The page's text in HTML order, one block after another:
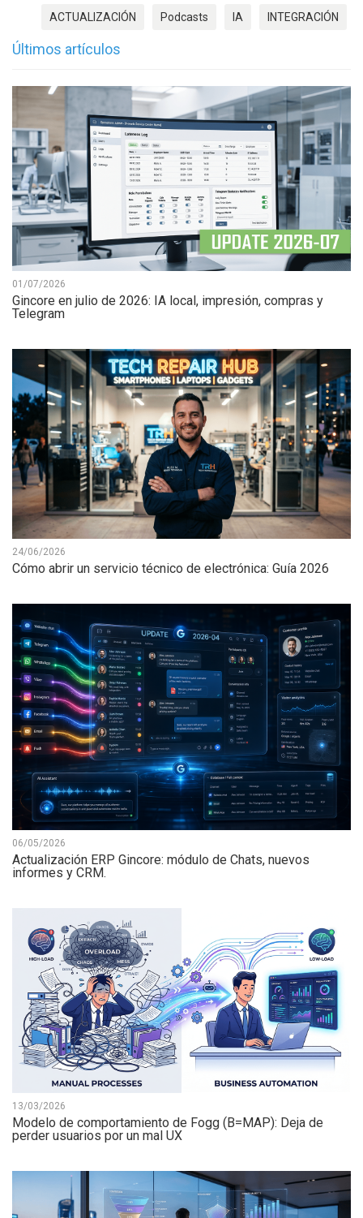
ACTUALIZACIÓN Podcasts IA INTEGRACIÓN
Últimos artículos
01/07/2026
Gincore en julio de 2026: IA local, impresión, compras y
Telegram
24/06/2026
Cómo abrir un servicio técnico de electrónica: Guía 2026
06/05/2026
Actualización ERP Gincore: módulo de Chats, nuevos
informes y CRM.
13/03/2026
Modelo de comportamiento de Fogg (B=MAP): Deja de
perder usuarios por un mal UX